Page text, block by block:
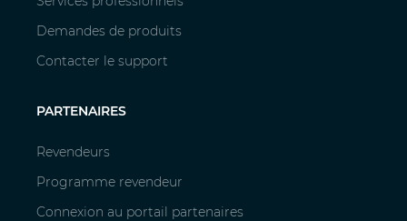
Demandes de produits
Contacter le support
PARTENAIRES
Revendeurs
Programme revendeur
Connexion au portail partenaires